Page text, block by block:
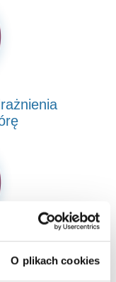
O plikach cookies
skórę